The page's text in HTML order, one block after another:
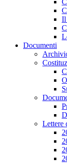
Il
Documenti
Lettere